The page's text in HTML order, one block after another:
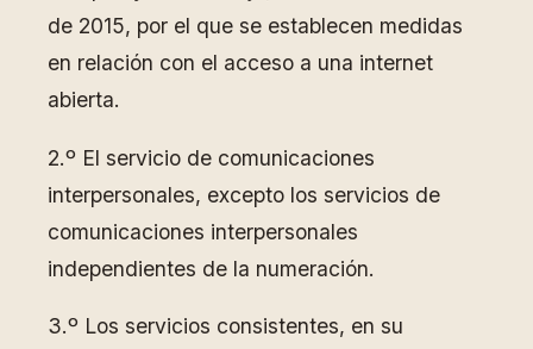
de 2015, por el que se establecen medidas
en relación con el acceso a una internet
abierta.
2.º El servicio de comunicaciones
interpersonales, excepto los servicios de
comunicaciones interpersonales
independientes de la numeración.
3.º Los servicios consistentes, en su